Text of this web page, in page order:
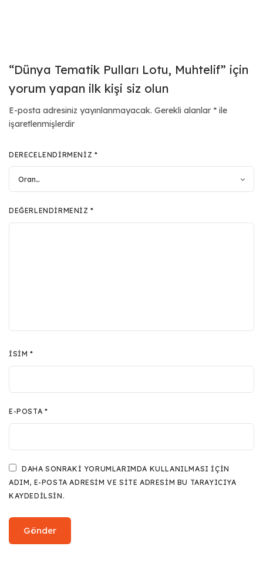
“Dünya Tematik Pulları Lotu, Muhtelif” için
yorum yapan ilk kişi siz olun
E-posta adresiniz yayınlanmayacak. Gerekli alanlar * ile
işaretlenmişlerdir
DERECELENDIRMENIZ *
DEĞERLENDIRMENIZ*
İSIM*
E-POSTA *
DAHA SONRAKI YORUMLARIMDA KULLANILMASI IÇIN
ADIM, E-POSTA ADRESIM VE SITE ADRESIM BU TARAYICIYA
KAYDEDILSIN.